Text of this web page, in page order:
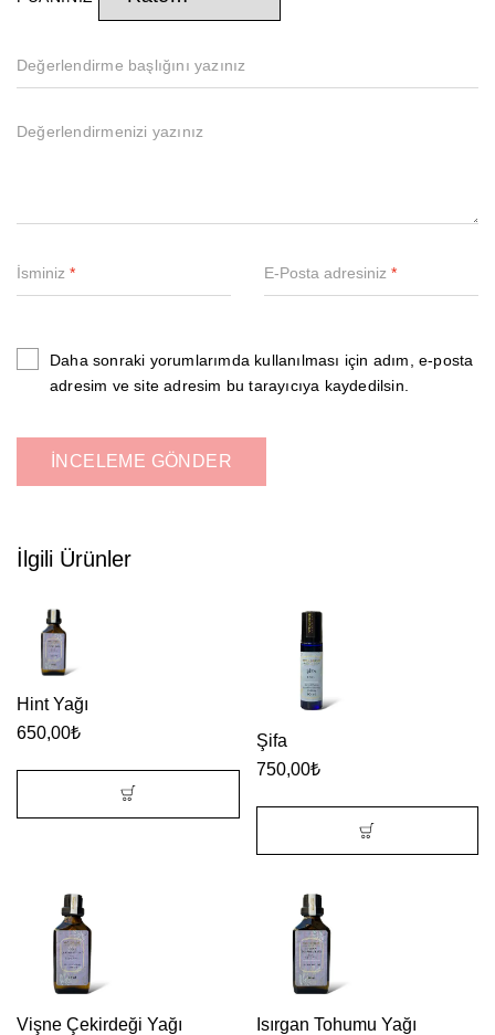
İsminiz * E-Posta adresiniz *
Daha sonraki yorumlarımda kullanılması için adım, e-posta
adresim ve site adresim bu tarayıcıya kaydedilsin.
İlgili Ürünler
Hint Yağı
650,00₺
Şifa
750,00₺
Vişne Çekirdeği Yağı
Isırgan Tohumu Yağı